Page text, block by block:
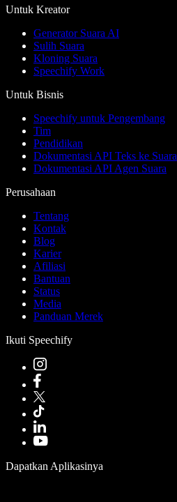
Untuk Kreator
Generator Suara AI
Sulih Suara
Kloning Suara
Speechify Work
Untuk Bisnis
Speechify untuk Pengembang
Tim
Pendidikan
Dokumentasi API Teks ke Suara
Dokumentasi API Agen Suara
Perusahaan
Tentang
Kontak
Blog
Karier
Afiliasi
Bantuan
Status
Media
Panduan Merek
Ikuti Speechify
Dapatkan Aplikasinya